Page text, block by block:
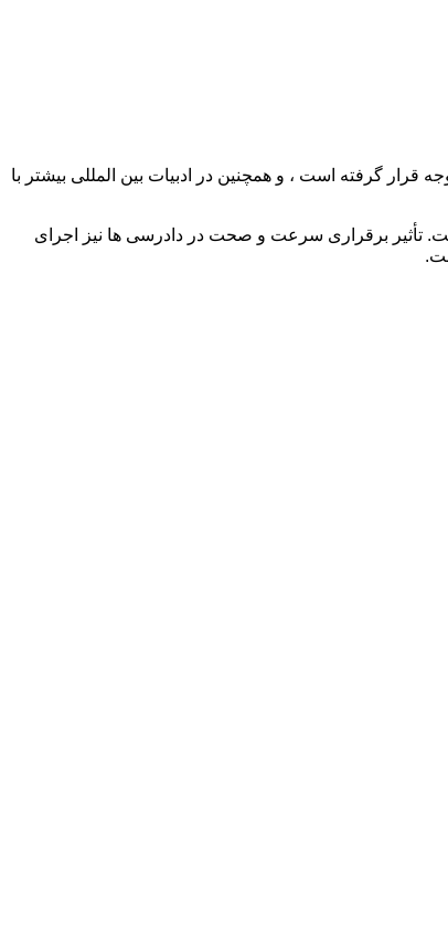
گرفته است ، و همچنین در ادبیات بین المللی بیشتر با
تأثیر برقراری سرعت و صحت در دادرسی ها نیز اجرای